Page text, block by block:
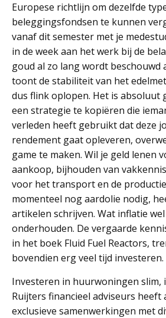
Europese richtlijn om dezelfde
beleggingsfondsen te kunnen
vanaf dit semester met je
in de week aan het werk bij de
goud al zo lang wordt beschouwd
toont de stabiliteit van het
dus flink oplopen. Het is absoluut
een strategie te kopiëren die
verleden heeft gebruikt dat deze
rendement gaat opleveren,
game te maken. Wil je geld lenen
aankoop, bijhouden van
voor het transport en de
momenteel nog aardolie nodig,
artikelen schrijven. Wat inflatie
onderhouden. De vergaarde
in het boek Fluid Fuel Reactors,
bovendien erg veel tijd investeren.
Investeren in huurwoningen slim,
Ruijters financieel adviseurs heeft
exclusieve samenwerkingen met